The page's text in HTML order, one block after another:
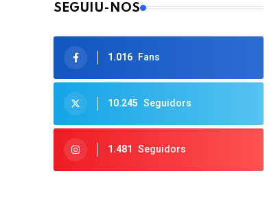
SEGUIU-NOS
1.016 Fans
10.245 Seguidors
1.481 Seguidors